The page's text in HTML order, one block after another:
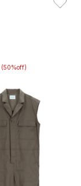
(50%off)